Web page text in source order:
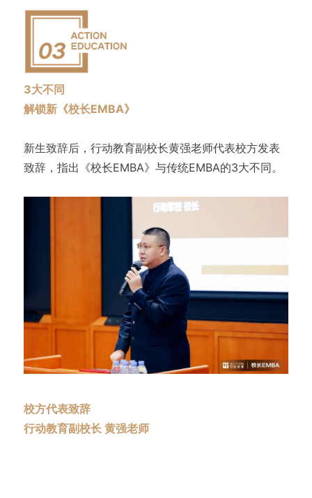
3大不同
解锁新《校长EMBA》
新生致辞后，行动教育副校长黄强老师代表校方发表
致辞，指出《校长EMBA》与传统EMBA的3大不同。
校方代表致辞
行动教育副校长 黄强老师